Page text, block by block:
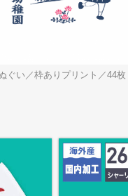
ぐい／枠ありプリント／44枚